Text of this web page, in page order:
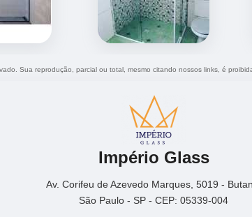
Sua reprodução, parcial ou total, mesmo citando nossos links, é
Império Glass
Av. Corifeu de Azevedo Marques, 5019 -
São Paulo - SP - CEP: 05339-004